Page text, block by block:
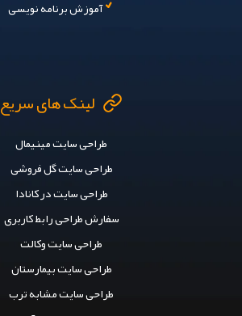
آموزش برنامه نویسی
لینک های سریع
طراحی سایت مینیمال
طراحی سایت گل فروشی
طراحی سایت در کانادا
سفارش طراحی رابط کاربری
طراحی سایت وکالت
طراحی سایت بیمارستان
طراحی سایت مشابه ترب